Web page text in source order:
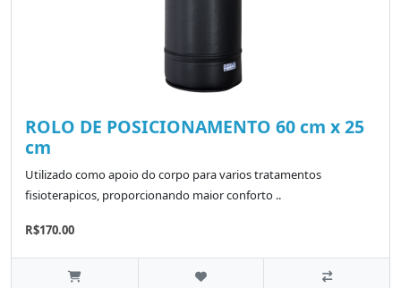
ROLO DE POSICIONAMENTO 60 cm x 25
cm
Utilizado como apoio do corpo para varios tratamentos
fisioterapicos, proporcionando maior conforto ..
R$170.00